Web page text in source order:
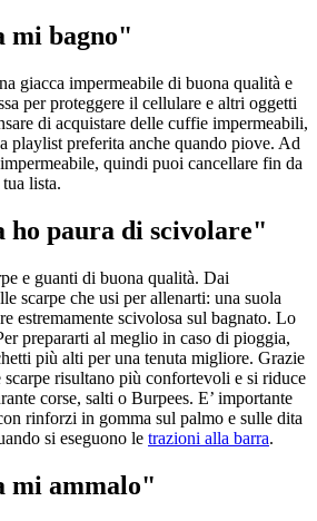
mi bagno"
giacca impermeabile di buona qualità e
per proteggere il cellulare e altri oggetti
di acquistare delle cuffie impermeabili,
playlist preferita anche quando piove. Ad
quindi puoi cancellare fin da
lista.
ho paura di scivolare"
e guanti di buona qualità. Dai
scarpe che usi per allenarti: una suola
estremamente scivolosa sul bagnato. Lo
prepararti al meglio in caso di pioggia,
più alti per una tenuta migliore. Grazie
scarpe risultano più confortevoli e si riduce
corse, salti o Burpees. E’ importante
rinforzi in gomma sul palmo e sulle dita
si eseguono le trazioni alla barra.
mi ammalo"